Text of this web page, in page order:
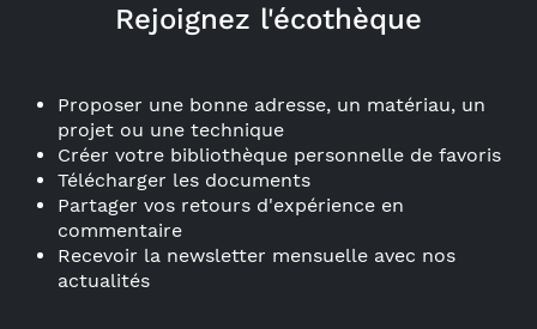
Rejoignez l'écothèque
Proposer une bonne adresse, un matériau, un
projet ou une technique
Créer votre bibliothèque personnelle de favoris
Télécharger les documents
Partager vos retours d'expérience en
commentaire
Recevoir la newsletter mensuelle avec nos
actualités